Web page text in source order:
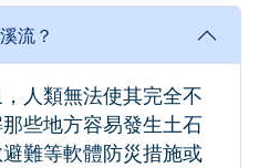
流？
人類無法使其完全不
些地方容易發生土石
難等軟體防災措施或